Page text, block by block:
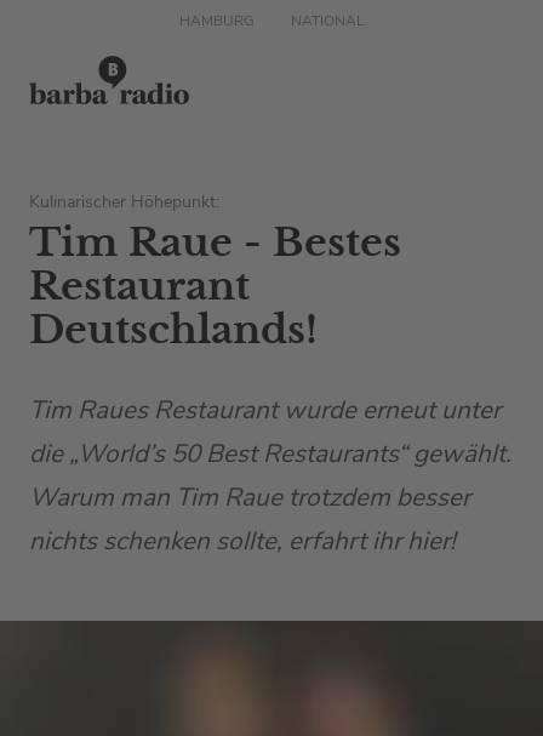
HAMBURG NATIONAL
Kulinarischer Höhepunkt:
Tim Raue - Bestes
Restaurant
Deutschlands!
Tim Raues Restaurant wurde erneut unter
die „World’s 50 Best Restaurants“ gewählt.
Warum man Tim Raue trotzdem besser
nichts schenken sollte, erfahrt ihr hier!